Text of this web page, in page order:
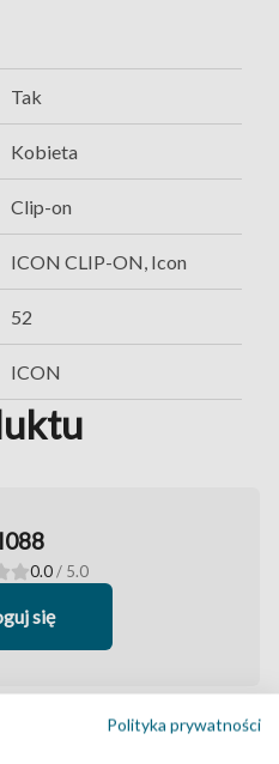
Tak
Kobieta
Clip-on
ICON CLIP-ON, Icon
52
ICON
0.0/ 5.0
się
komentarzy
Polityka prywatności